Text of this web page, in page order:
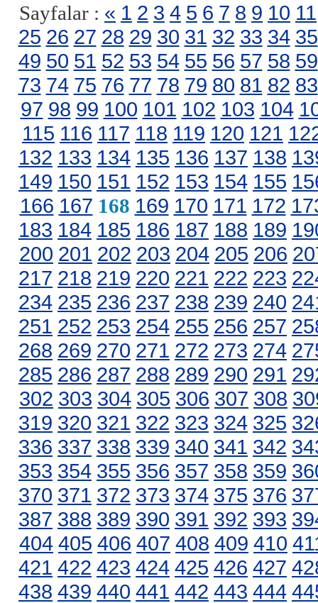
Sayfalar : « 1 2 3 4 5 6 7 8 9 10 11
25 26 27 28 29 30 31 32 33 34 35
49 50 51 52 53 54 55 56 57 58 59
73 74 75 76 77 78 79 80 81 82 83
97 98 99 100 101 102 103 104
115 116 117 118 119 120 121
132 133 134 135 136 137 138
149 150 151 152 153 154 155
166 167 168 169 170 171 172
183 184 185 186 187 188 189
200 201 202 203 204 205 206
217 218 219 220 221 222 223
234 235 236 237 238 239 240
251 252 253 254 255 256 257
268 269 270 271 272 273 274
285 286 287 288 289 290 291
302 303 304 305 306 307 308
319 320 321 322 323 324 325
336 337 338 339 340 341 342
353 354 355 356 357 358 359
370 371 372 373 374 375 376
387 388 389 390 391 392 393
404 405 406 407 408 409 410
421 422 423 424 425 426 427
438 439 440 441 442 443 444